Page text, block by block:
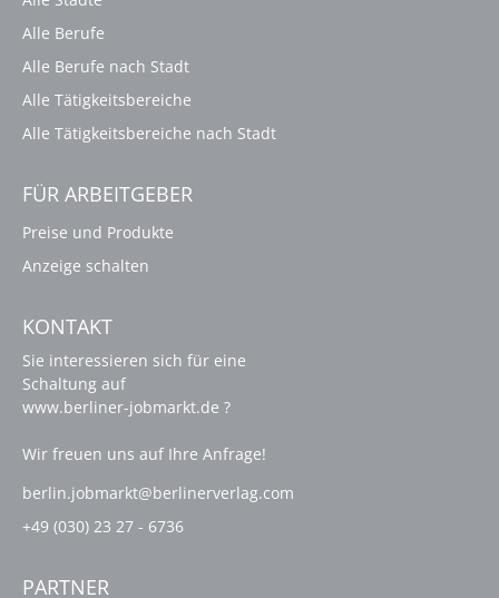
Alle Berufe
Alle Berufe nach Stadt
Alle Tätigkeitsbereiche
Alle Tätigkeitsbereiche nach Stadt
FÜR ARBEITGEBER
Preise und Produkte
Anzeige schalten
KONTAKT
Sie interessieren sich für eine
Schaltung auf
www.berliner-jobmarkt.de ?
Wir freuen uns auf Ihre Anfrage!
berlin.jobmarkt@berlinerverlag.com
+49 (030) 23 27 - 6736
PARTNER